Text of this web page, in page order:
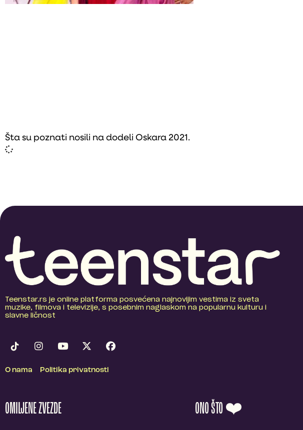
Šta su poznati nosili na dodeli Oskara 2021.
Teenstar.rs je online platforma posvećena najnovijim vestima iz sveta
muzike, filmova i televizije, s posebnim naglaskom na popularnu kulturu i
slavne ličnost
O nama Politika privatnosti
OMILJENE ZVEZDE ONO ŠTO ❤️